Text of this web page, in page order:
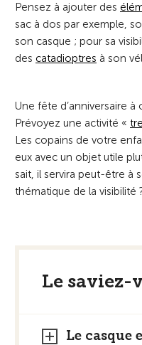
Pensez à ajouter des
sac à dos par exemple,
son casque ; pour sa
des catadioptres à son
Une fête d’anniversaire
Prévoyez une activité «
Les copains de votre
eux avec un objet utile
sait, il servira peut-être à
thématique de la visibilité
Le saviez-
Le casque